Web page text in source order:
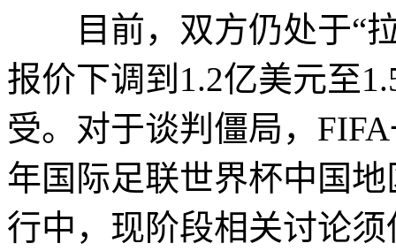
目前，双方仍处于“拉
报价下调到1.2亿美元至
受。对于谈判僵局，
年国际足联世界杯中国
行中，现阶段相关讨论须